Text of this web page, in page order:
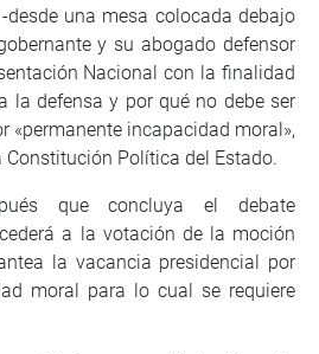
una mesa colocada debajo
y su abogado defensor
Nacional con la finalidad
la defensa y por qué no debe ser
«permanente incapacidad moral»,
Política del Estado.
que concluya el debate
a la votación de la moción
la vacancia presidencial por
moral para lo cual se requiere